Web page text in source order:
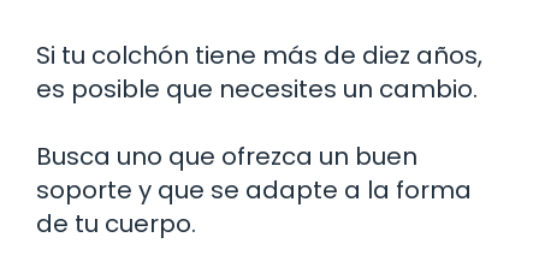
Si tu colchón tiene más de diez años,
es posible que necesites un cambio.
Busca uno que ofrezca un buen
soporte y que se adapte a la forma
de tu cuerpo.